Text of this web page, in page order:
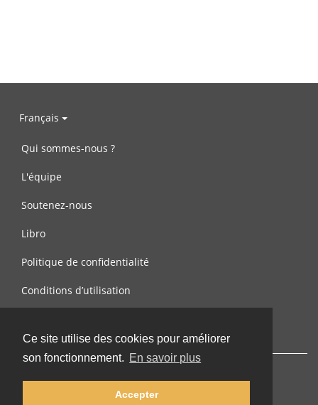
Ce site utilise des cookies pour améliorer
son fonctionnement. En savoir plus
Accepter
Français
Qui sommes-nous ?
L'équipe
Soutenez-nous
Libro
Politique de confidentialité
Conditions d’utilisation